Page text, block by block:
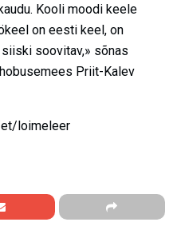
Kooli moodi keele
on eesti keel, on
soovitav,» sõnas
Priit-Kalev
et/loimeleer